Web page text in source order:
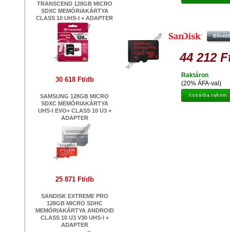
TRANSCEND 128GB MICRO
SDXC MEMÓRIAKÁRTYA
CLASS 10 UHS-I + ADAPTER
30 618 Ft/db
SAMSUNG 128GB MICRO
SDXC MEMÓRIAKÁRTYA
UHS-I EVO+ CLASS 10 U3 +
ADAPTER
25 871 Ft/db
SANDISK EXTREME PRO
128GB MICRO SDHC
MEMÓRIAKÁRTYA ANDROID
CLASS 10 U3 V30 UHS-I +
ADAPTER
CLASS 10 U3 V30 UHS-I +
44 212
(20% ÁFA-val)
Raktáron